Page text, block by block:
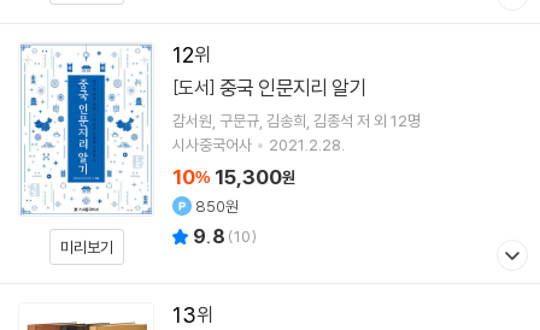
12
미리보기
[도서] 중국 인문지리 알기
감서원 구문규 김송희 김종석 저 외 12명
시사중국어사
2021.2.28.
10% 15,300원
850원
9.8 (10)
13